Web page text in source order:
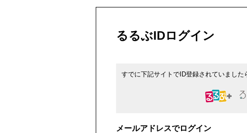
るるぶIDログイン
すでに下記サイトでID登録されていました
メールアドレスでログイン